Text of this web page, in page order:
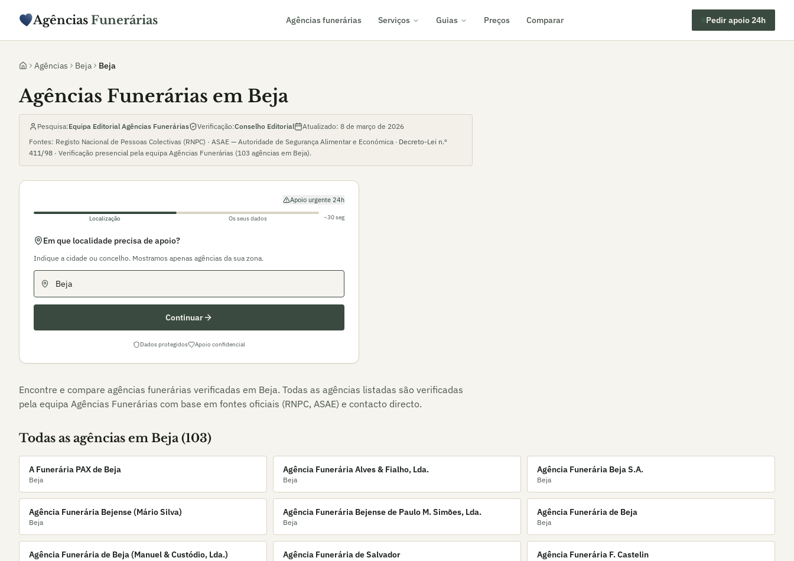
Agências Funerárias Agências funerárias Serviços Guias Preços Comparar Pedir apoio 24h
Agências Beja Beja
Agências Funerárias em Beja
Pesquisa:Equipa Editorial Agências Funerárias Verificação:Conselho Editorial Atualizado: 8 de março de 2026
Fontes: Registo Nacional de Pessoas Colectivas (RNPC) · ASAE — Autoridade de Segurança Alimentar e Económica · Decreto-Lei n.º
411/98 · Verificação presencial pela equipa Agências Funerárias (103 agências em Beja).
Apoio urgente 24h
Localização Os seus dados ~30 seg
Em que localidade precisa de apoio?
Indique a cidade ou concelho. Mostramos apenas agências da sua zona.
Continuar
Dados protegidos Apoio confidencial
Encontre e compare agências funerárias verificadas em Beja. Todas as agências listadas são verificadas
pela equipa Agências Funerárias com base em fontes oficiais (RNPC, ASAE) e contacto directo.
Todas as agências em Beja (103)
A Funerária PAX de Beja
Beja
Agência Funerária Alves & Fialho, Lda.
Beja
Agência Funerária Beja S.A.
Beja
Agência Funerária Bejense (Mário Silva)
Beja
Agência Funerária Bejense de Paulo M. Simões, Lda.
Beja
Agência Funerária de Beja
Beja
Agência Funerária de Beja (Manuel & Custódio, Lda.) Agência Funerária de Salvador Agência Funerária F. Castelin